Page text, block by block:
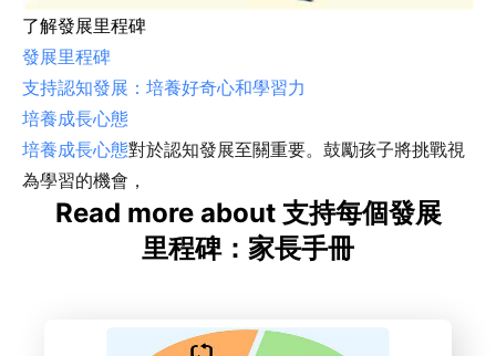
了解發展里程碑
發展里程碑
支持認知發展：培養好奇心和學習力
培養成長心態
培養成長心態對於認知發展至關重要。鼓勵孩子將挑戰視
為學習的機會，
Read more about 支持每個發展
里程碑：家長手冊